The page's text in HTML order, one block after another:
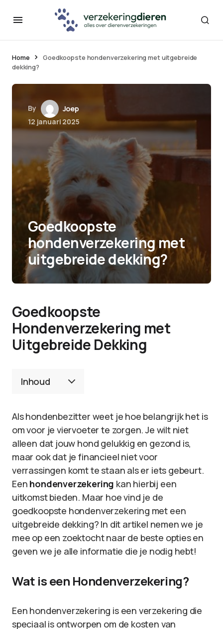
Home
Goedkoopste hondenverzekering met uitgebreide
dekking?
By
Joep
12 januari 2025
Goedkoopste
hondenverzekering met
uitgebreide dekking?
Goedkoopste
Hondenverzekering met
Uitgebreide Dekking
Inhoud
Als hondenbezitter weet je hoe belangrijk het is
om voor je viervoeter te zorgen. Je wilt niet
alleen dat jouw hond gelukkig en gezond is,
maar ook dat je financieel niet voor
verrassingen komt te staan als er iets gebeurt.
Een hondenverzekering kan hierbij een
uitkomst bieden. Maar hoe vind je de
goedkoopste hondenverzekering met een
uitgebreide dekking? In dit artikel nemen we je
mee op een zoektocht naar de beste opties en
geven we je alle informatie die je nodig hebt!
Wat is een Hondenverzekering?
Een hondenverzekering is een verzekering die
speciaal is ontworpen om de kosten van